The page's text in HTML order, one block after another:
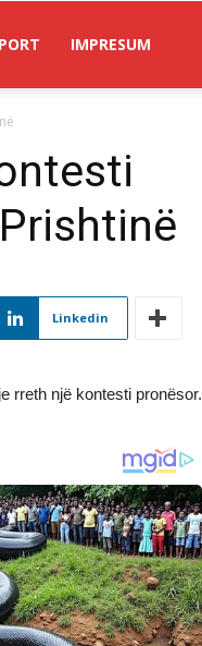
IMPRESUM
Linkedin
rreth një kontesti pronësor.